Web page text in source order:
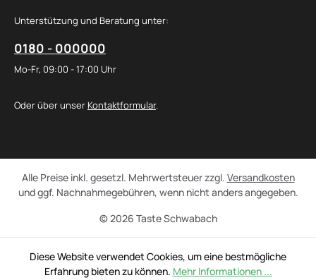
Unterstützung und Beratung unter:
0180 - 000000
Mo-Fr, 09:00 - 17:00 Uhr
Oder über unser Kontaktformular.
© 2026 Taste Schwabach
Alle Preise inkl. gesetzl. Mehrwertsteuer zzgl. Versandkosten
und ggf. Nachnahmegebühren, wenn nicht anders angegeben.
Diese Website verwendet Cookies, um eine bestmögliche
Erfahrung bieten zu können. Mehr Informationen ...